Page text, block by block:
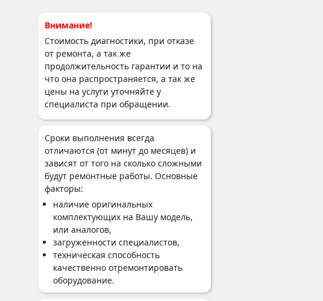
Внимание!
Стоимость диагностики, при отказе
от ремонта, а так же
продолжительность гарантии и то на
что она распространяется, а так же
цены на услуги уточняйте у
специалиста при обращении.
Сроки выполнения всегда
отличаются (от минут до месяцев) и
зависят от того на сколько сложными
будут ремонтные работы. Основные
факторы:
наличие оригинальных
комплектующих на Вашу модель,
или аналогов,
загруженности специалистов,
техническая способность
качественно отремонтировать
оборудование.